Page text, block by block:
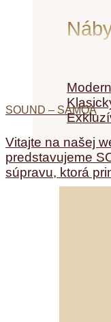
SOUND – SAMOA
Vitajte na našej
predstavujeme
súpravu, ktorá